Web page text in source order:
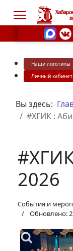
Наши логотипы
Личный кабинет
Вы здесь:
#ХГИК :
2026
События и
Обновлено: